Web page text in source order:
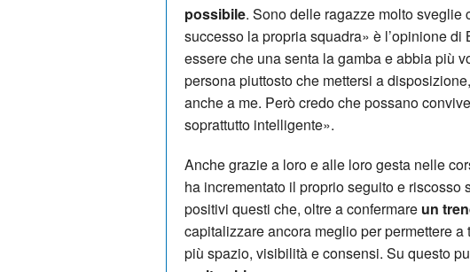
possibile. Sono delle ragazze molto sveglie
successo la propria squadra» è l’opinione
essere che una senta la gamba e abbia più
persona piuttosto che mettersi a
anche a me. Però credo che possano
soprattutto intelligente».
Anche grazie a loro e alle loro gesta nelle
ha incrementato il proprio seguito e riscosso
positivi questi che, oltre a confermare un
capitalizzare ancora meglio per permettere
più spazio, visibilità e consensi. Su questo